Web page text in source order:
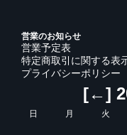
営業のお知らせ
営業予定表
特定商取引に関する表
プライバシーポリシー
[←]
日 月 火